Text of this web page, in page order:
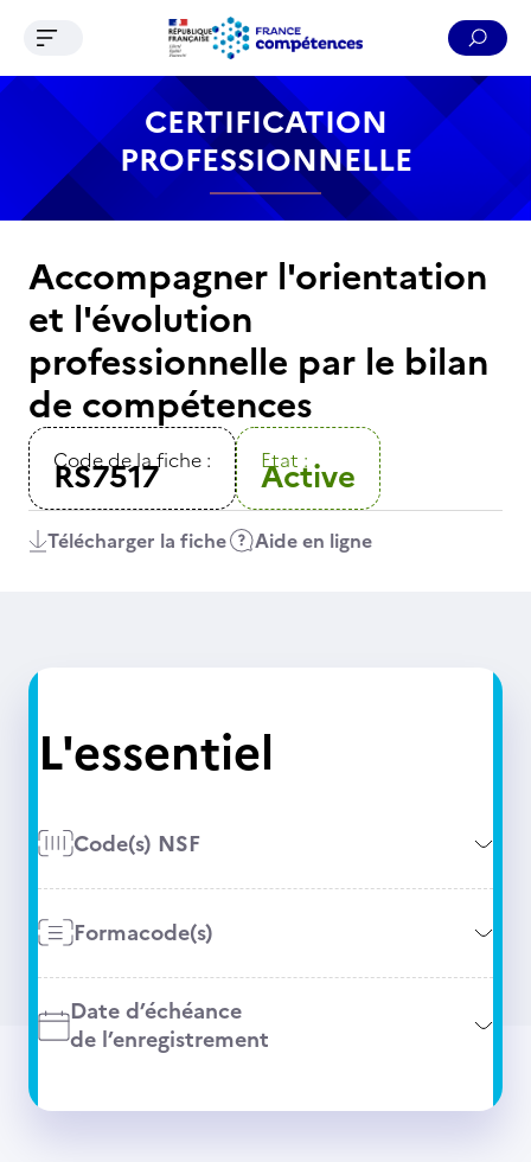
Contenu Recherche Menu Pied de page
Ouvrir le menu de navigation
CERTIFICATION
PROFESSIONNELLE
Accompagner l'orientation
et l'évolution
professionnelle par le bilan
de compétences
Code de la fiche :
RS7517 Etat :
Active
Télécharger la fiche Aide en ligne
L'essentiel
Code(s) NSF
Formacode(s)
Date d’échéance
de l’enregistrement